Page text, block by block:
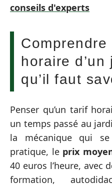
conseils d'experts
horaire
qu’il faut
Penser qu’un tarif
un temps passé au
la mécanique qui
pratique, le prix
40 euros l’heure, avec
formation,